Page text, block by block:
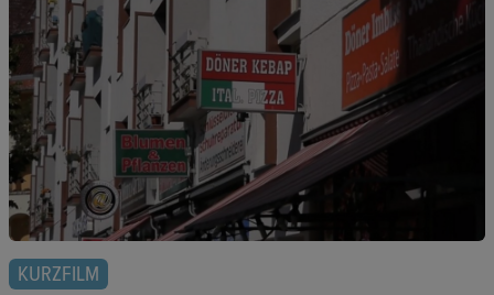
KURZFILM